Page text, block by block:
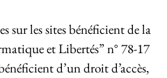
sur les sites bénéficient de la
et Libertés” n° 78-17
d’un droit d’accès,